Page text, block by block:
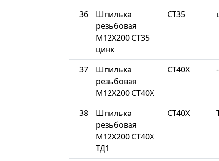
36
Шпилька
резьбовая
М12Х200 СТ35
цинк
СТ35
37
Шпилька
резьбовая
М12Х200 СТ40Х
СТ40Х -
38
Шпилька
резьбовая
М12Х200 СТ40Х
ТД1
СТ40Х